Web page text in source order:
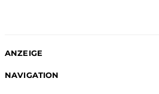
ANZEIGE
NAVIGATION